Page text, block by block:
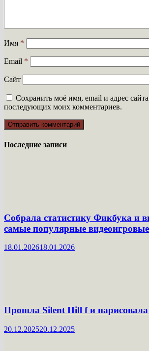
Имя *
Email *
Сайт
Сохранить моё имя, email и адрес
последующих моих комментариев.
Последние записи
Собрала статистику Фикбука и
самые популярные
18.01.202618.01.2026
Прошла Silent Hill f и
20.12.202520.12.2025